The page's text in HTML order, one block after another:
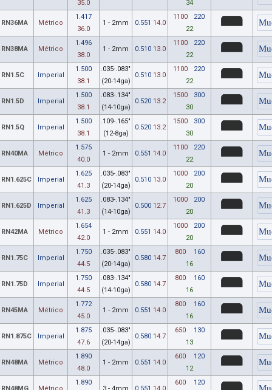
35.0
34
RN36MA Métrico
1.417
36.0
1 - 2mm 0.551 14.0
1100
220
22
RN38MA Métrico
1.496
38.0
1 - 2mm 0.510 13.0
1100
220
22
RN1.5C Imperial
1.500
38.1
.035-.083"
(20-14ga)
0.510 13.0
1100
220
22
RN1.5D Imperial
1.500
38.1
.083-.134"
(14-10ga)
0.520 13.2
1500
300
30
RN1.5Q Imperial
1.500
38.1
.109-.165"
(12-8ga)
0.520 13.2
1500
300
30
RN40MA Métrico
1.575
40.0
1 - 2mm 0.551 14.0
1100
220
22
RN1.625C Imperial
1.625
41.3
.035-.083"
(20-14ga)
0.510 13.0
1000
200
20
RN1.625D Imperial
1.625
41.3
.083-.134"
(14-10ga)
0.500 12.7
1000
200
20
RN42MA Métrico
1.654
42.0
1 - 2mm 0.551 14.0
1000
200
20
RN1.75C Imperial
1.750
44.5
.035-.083"
(20-14ga)
0.580 14.7
800
160
16
RN1.75D Imperial
1.750
44.5
.083-.134"
(14-10ga)
0.580 14.7
800
160
16
RN45MA Métrico
1.772
45.0
1 - 2mm 0.551 14.0
800
160
16
RN1.875C Imperial
1.875
47.6
.035-.083"
(20-14ga)
0.580 14.7
650
130
13
RN48MA Métrico
1.890
48.0
1 - 2mm 0.551 14.0
600
120
12
1.890 600 120